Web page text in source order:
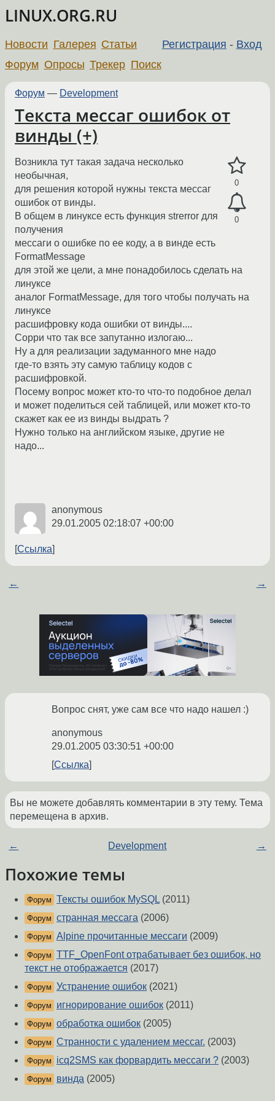
LINUX.ORG.RU
Регистрация - Вход
Новости Галерея Статьи
Форум Опросы Трекер Поиск
Форум — Development
Текста мессаг ошибок от
винды (+)
0
0
Возникла тут такая задача несколько
необычная,
для решения которой нужны текста мессаг
ошибок от винды.
В общем в линуксе есть функция strerror для
получения
мессаги о ошибке по ее коду, а в винде есть
FormatMessage
для этой же цели, а мне понадобилось сделать на
линуксе
аналог FormatMessage, для того чтобы получать на
линуксе
расшифровку кода ошибки от винды....
Сорри что так все запутанно излогаю...
Ну а для реализации задуманного мне надо
где-то взять эту самую таблицу кодов с
расшифровкой.
Посему вопрос может кто-то что-то подобное делал
и может поделиться сей таблицей, или может кто-то
скажет как ее из винды выдрать ?
Нужно только на английском языке, другие не
надо...
anonymous
29.01.2005 02:18:07 +00:00
Ссылка
← →
Вопрос снят, уже сам все что надо нашел :)
anonymous
29.01.2005 03:30:51 +00:00
Ссылка
Вы не можете добавлять комментарии в эту тему. Тема
перемещена в архив.
← Development →
Похожие темы
Форум Тексты ошибок MySQL (2011)
Форум странная мессага (2006)
Форум Alpine прочитанные мессаги (2009)
Форум TTF_OpenFont отрабатывает без ошибок, но
текст не отображается (2017)
Форум Устранение ошибок (2021)
Форум игнорирование ошибок (2011)
Форум обработка ошибок (2005)
Форум Странности с удалением мессаг. (2003)
Форум icq2SMS как форвардить мессаги ? (2003)
Форум винда (2005)